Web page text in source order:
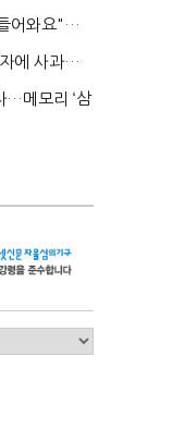
어와요"…
에 사과…
…메모리 ‘삼